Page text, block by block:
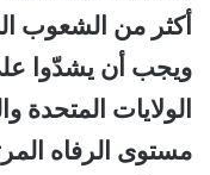
أكثر من الشعوب
ويجب أن يشدّوا
الولايات المتحدة
مستوى الرفاه